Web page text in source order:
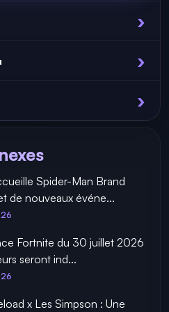
Spider-Man Brand
de nouveaux événe...
Fortnite du 30 juillet 2026
seront ind...
x Les Simpson : Une